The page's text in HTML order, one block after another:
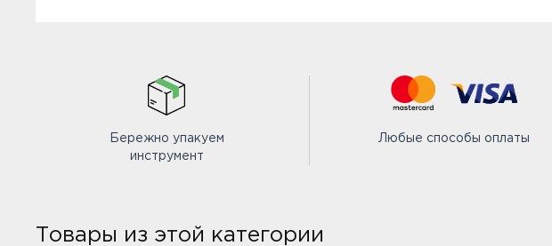
Бережно упакуем
инструмент
Любые способы оплаты
Товары из этой категории